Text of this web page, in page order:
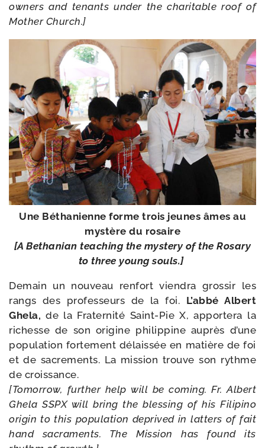
owners and tenants under the cha­ri­table roof of
Mother Church.]
Une Béthanienne forme trois jeunes âmes au
mys­tère du rosaire
[A Bethanian tea­ching the mys­te­ry of the Rosary
to three young souls.]
Demain un nou­veau ren­fort vien­dra gros­sir les
rangs des pro­fes­seurs de la foi. L’abbé Albert
Ghela, de la Fraternité Saint-​Pie X, appor­te­ra la
richesse de son ori­gine phi­lip­pine auprès d’une
popu­la­tion for­te­ment délais­sée en matière de foi
et de sacre­ments. La mis­sion trouve son rythme
de crois­sance.
[Tomorrow, fur­ther help will be coming. Fr. Albert
Ghela SSPX will bring the bles­sing of his Filipino
ori­gin to this popu­la­tion depri­ved in lat­ters of fait
hand sacra­ments. The Mission has found its